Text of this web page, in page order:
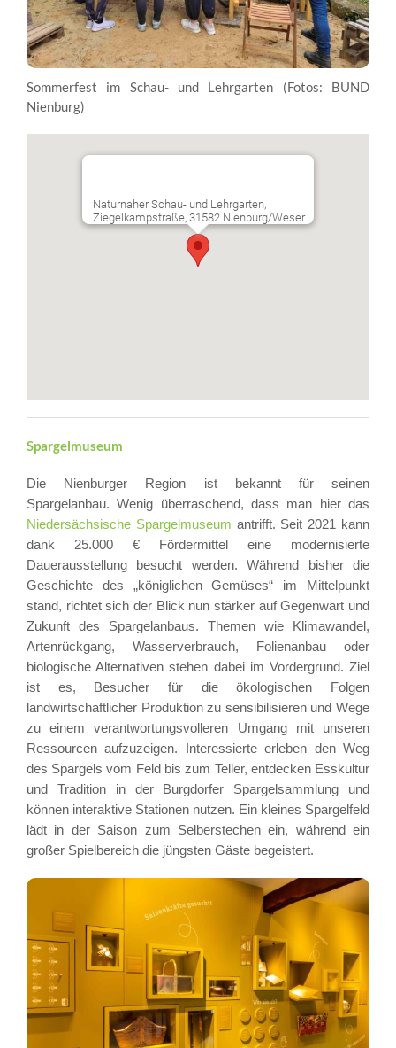
Sommerfest im Schau- und Lehrgarten (Fotos: BUND
Nienburg)
Naturnaher Schau- und Lehrgarten,
Ziegelkampstraße, 31582 Nienburg/Weser
Spargelmuseum
Die Nienburger Region ist bekannt für seinen
Spargelanbau. Wenig überraschend, dass man hier das
Niedersächsische Spargelmuseum antrifft. Seit 2021 kann
dank 25.000 € Fördermittel eine modernisierte
Dauerausstellung besucht werden. Während bisher die
Geschichte des „königlichen Gemüses“ im Mittelpunkt
stand, richtet sich der Blick nun stärker auf Gegenwart und
Zukunft des Spargelanbaus. Themen wie Klimawandel,
Artenrückgang, Wasserverbrauch, Folienanbau oder
biologische Alternativen stehen dabei im Vordergrund. Ziel
ist es, Besucher für die ökologischen Folgen
landwirtschaftlicher Produktion zu sensibilisieren und Wege
zu einem verantwortungsvolleren Umgang mit unseren
Ressourcen aufzuzeigen. Interessierte erleben den Weg
des Spargels vom Feld bis zum Teller, entdecken Esskultur
und Tradition in der Burgdorfer Spargelsammlung und
können interaktive Stationen nutzen. Ein kleines Spargelfeld
lädt in der Saison zum Selberstechen ein, während ein
großer Spielbereich die jüngsten Gäste begeistert.